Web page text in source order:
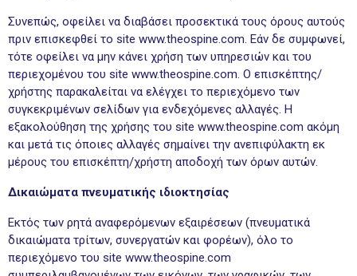
Συνεπώς, οφείλει να διαβάσει προσεκτικά τους όρους αυτούς
πριν επισκεφθεί το site www.theospine.com. Εάν δε συμφωνεί,
τότε οφείλει να μην κάνει χρήση των υπηρεσιών και του
περιεχομένου του site www.theospine.com. Ο επισκέπτης/
χρήστης παρακαλείται να ελέγχει το περιεχόμενο των
συγκεκριμένων σελίδων για ενδεχόμενες αλλαγές. Η
εξακολούθηση της χρήσης του site www.theospine.com ακόμη
και μετά τις όποιες αλλαγές σημαίνει την ανεπιφύλακτη εκ
μέρους του επισκέπτη/χρήστη αποδοχή των όρων αυτών.
Δικαιώματα πνευματικής ιδιοκτησίας
Εκτός των ρητά αναφερόμενων εξαιρέσεων (πνευματικά
δικαιώματα τρίτων, συνεργατών και φορέων), όλο το
περιεχόμενο του site www.theospine.com